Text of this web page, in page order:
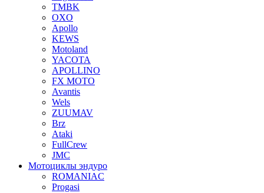
TMBK
OXO
Apollo
KEWS
Motoland
YACOTA
APOLLINO
FX MOTO
Avantis
Wels
ZUUMAV
Brz
Ataki
FullCrew
JMC
Мотоциклы эндуро
ROMANIAC
Progasi